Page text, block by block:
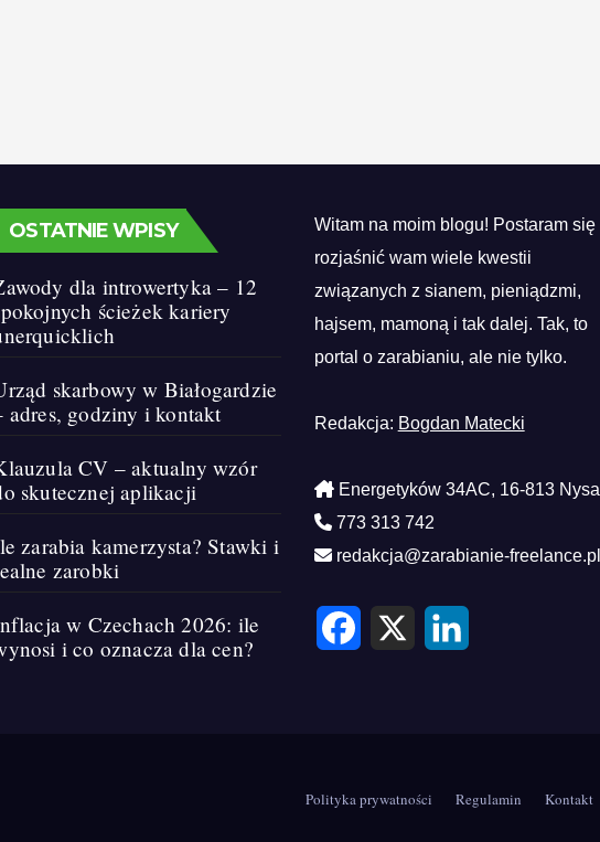
OSTATNIE WPISY
dla introwertyka – 12
ścieżek kariery
skarbowy w Białogardzie
adres, godziny i kontakt
CV – aktualny wzór
skutecznej aplikacji
zarabia kamerzysta? Stawki i
zarobki
w Czechach 2026: ile
i co oznacza dla cen?
Witam na moim blogu! Postaram się
rozjaśnić wam wiele kwestii
związanych z sianem, pieniądzmi,
hajsem, mamoną i tak dalej. Tak, to
portal o zarabianiu, ale nie tylko.
Redakcja: Bogdan Matecki
Energetyków 34AC, 16-813 Nysa
773 313 742
redakcja@zarabianie-freelance.pl
F
c
X
L
n
Polityka prywatności Regulamin Kontakt